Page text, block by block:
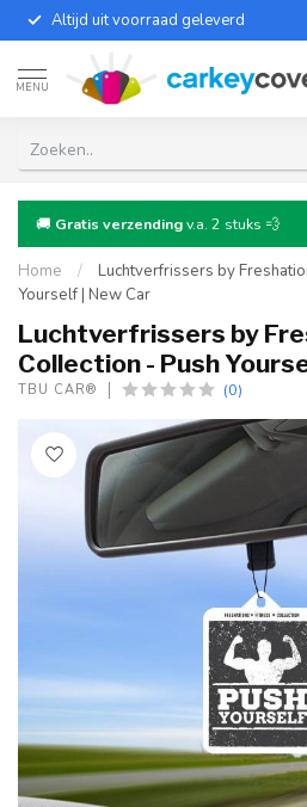
Altijd uit voorraad geleverd
MENU
🚚 Gratis verzendingv.a. 2 stuks 💨
Home /
Luchtverfrissers by
Yourself | New Car
Luchtverfrissers by
Collection - Push
TBU CAR® (0)